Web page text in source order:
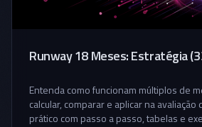
Runway 18 Meses: Estratégia
Entenda como funcionam múltiplos de
calcular, comparar e aplicar na avaliação
prático com passo a passo, tabelas e